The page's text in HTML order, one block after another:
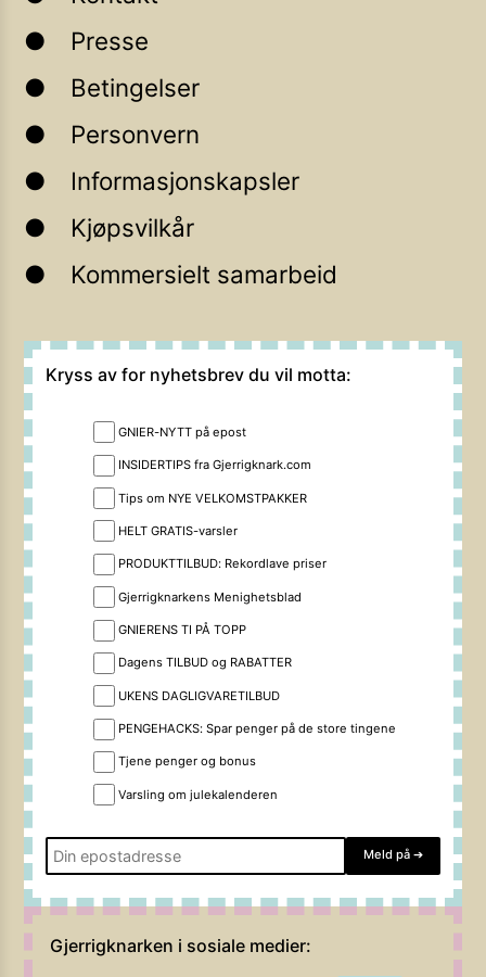
Presse
Betingelser
Personvern
Informasjonskapsler
Kjøpsvilkår
Kommersielt samarbeid
Kryss av for nyhetsbrev du vil motta:
GNIER-NYTT på epost
INSIDERTIPS fra Gjerrigknark.com
Tips om NYE VELKOMSTPAKKER
HELT GRATIS-varsler
PRODUKTTILBUD: Rekordlave priser
Gjerrigknarkens Menighetsblad
GNIERENS TI PÅ TOPP
Dagens TILBUD og RABATTER
UKENS DAGLIGVARETILBUD
PENGEHACKS: Spar penger på de store tingene
Tjene penger og bonus
Varsling om julekalenderen
Meld på ➔
Gjerrigknarken i sosiale medier: